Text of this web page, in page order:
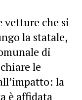
vetture che si
la statale,
di
le
la
è affidata